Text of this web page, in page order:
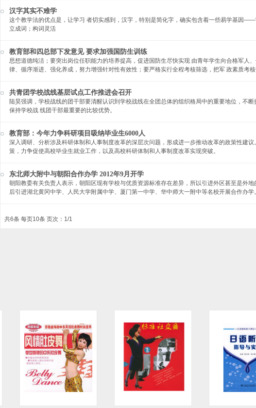
汉字其实不难学
这个教学法的优点是，让学习 者切实感到，汉字，特别是简化字，确实包含着一些易学基因
立成词；构词灵活
教育部和四总部下发意见 要求加强国防生训练
思想道德纯洁；要突出岗位任职能力的培养提高，促进国防生尽快实现 由青年学生向合格军人
律、循序渐进、强化养成，努力增强针对性有效性；要严格实行全程考核筛选，把军 政素质考
共青团学校战线基层试点工作推进会召开
陆昊强调，学校战线的团干部要清醒认识到学校战线在全团总体的组织格局中的重要地位，不
保持学校战 线团干部最重要的比较优势。
教育部：今年力争科研项目吸纳毕业生6000人
深入调研、分析涉及科研体制和人事制度改革的深层次问题，形成进一步推动改革的政策性建
策，力争促使高校毕业生就业工作，以及高校科研体制和人事制度改革实现突破。
东北师大附中与朝阳合作办学 2012年9月开学
朝阳教委有关负责人表示，朝阳区现有学校与优质资源标准存在差异，所以引进外区甚至是外
后引进湖北黄冈中学、人民大学附属中学、厦门第一中学、华中师大一附中等名校开展合作办学。
共6条 每页10条 页次：1/1